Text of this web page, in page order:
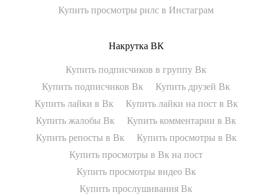
Купить просмотры рилс в Инстаграм
Накрутка ВК
Купить подписчиков в группу Вк
Купить подписчиков Вк
Купить друзей Вк
Купить лайки в Вк
Купить лайки на пост в Вк
Купить жалобы Вк
Купить комментарии в Вк
Купить репосты в Вк
Купить просмотры в Вк
Купить просмотры в Вк на пост
Купить просмотры видео Вк
Купить прослушивания Вк